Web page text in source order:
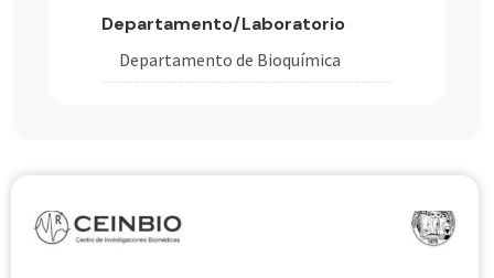
Departamento/Laboratorio
Departamento de Bioquímica